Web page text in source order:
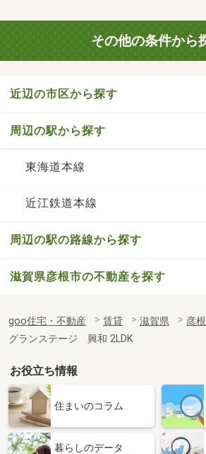
その他の条件から
近辺の市区から探す
周辺の駅から探す
東海道本線
近江鉄道本線
周辺の駅の路線から探す
滋賀県彦根市の不動産を探す
goo住宅・不動産 賃貸 滋賀県 彦
グランステージ 興和 2LDK
お役立ち情報
住まいのコラム
暮らしのデータ